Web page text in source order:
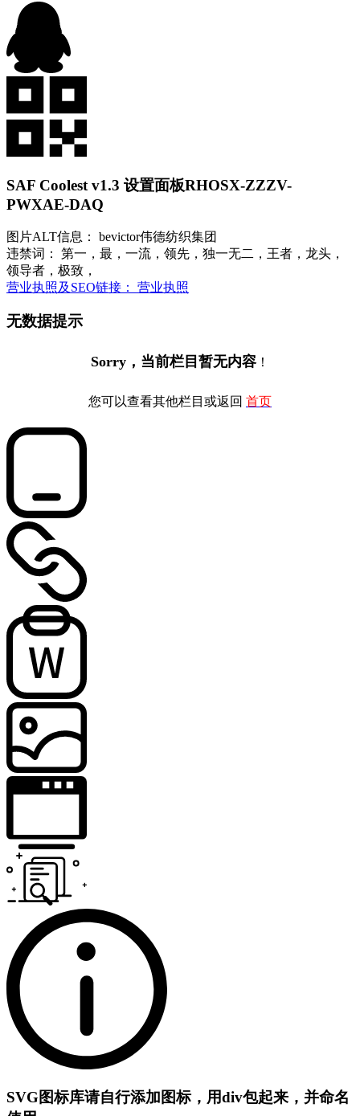
SAF Coolest v1.3 设置面板RHOSX-ZZZV-
PWXAE-DAQ
图片ALT信息： bevictor伟德纺织集团
违禁词： 第一，最，一流，领先，独一无二，王者，龙头，
领导者，极致，
营业执照及SEO链接： 营业执照
无数据提示
Sorry，当前栏目暂无内容 ！
您可以查看其他栏目或返回 首页
SVG图标库请自行添加图标，用div包起来，并命名